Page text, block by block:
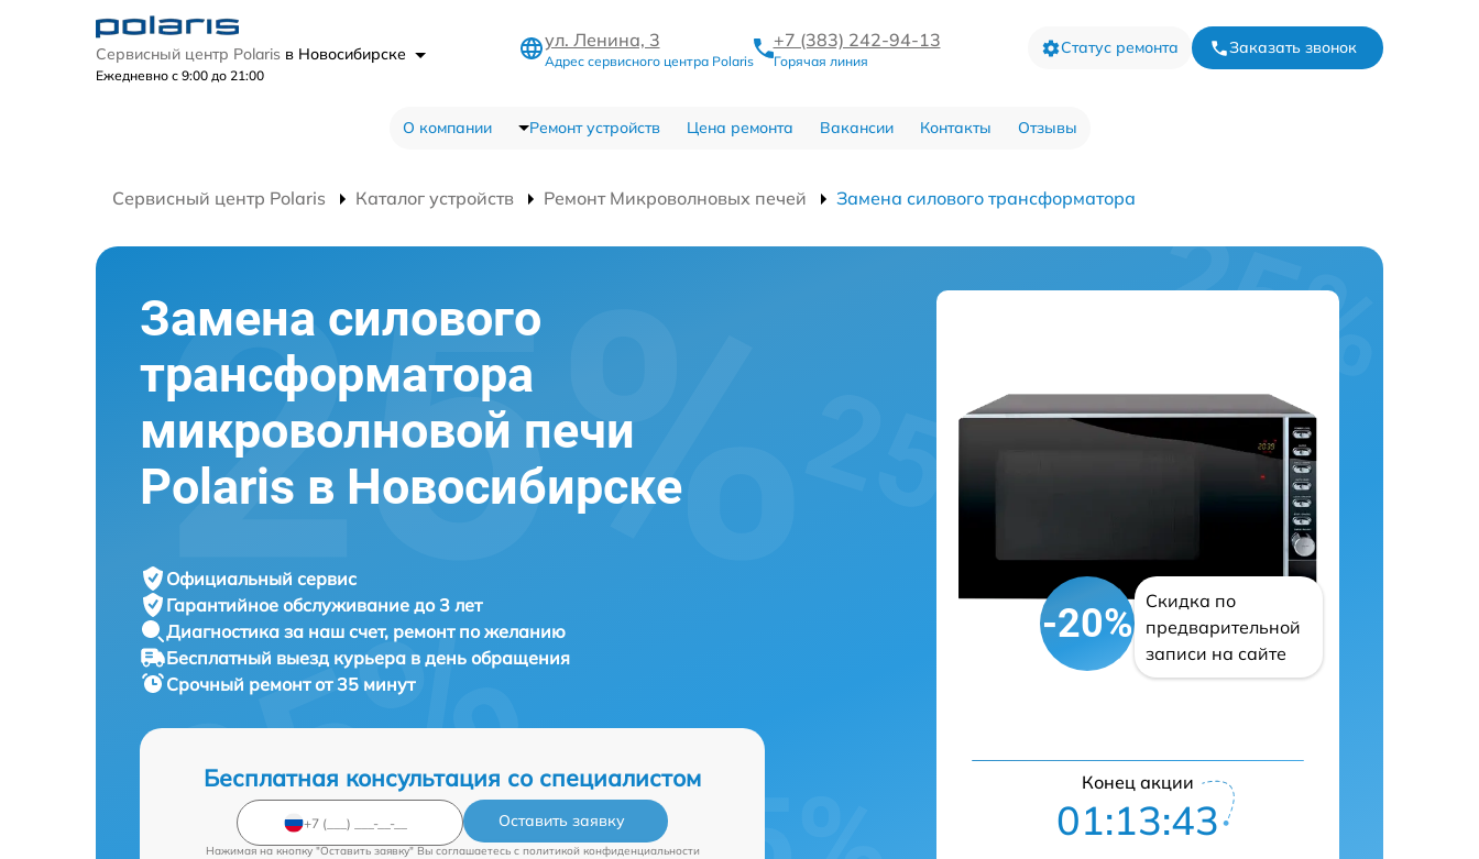
Сервисный центр Polaris в Новосибирске
Ежедневно с 9:00 до 21:00
ул. Ленина, 3
Адрес сервисного центра Polaris
+7 (383) 242-94-13
Горячая линия
Статус ремонта Заказать звонок
О компании Ремонт устройств Цена ремонта Вакансии Контакты Отзывы
Сервисный центр Polaris Каталог устройств Ремонт Микроволновых печей Замена силового трансформатора
Замена силового
трансформатора
микроволновой печи
Polaris в Новосибирске
Официальный сервис
Гарантийное обслуживание до 3 лет
Диагностика за наш счет, ремонт по желанию
Бесплатный выезд курьера в день обращения
Срочный ремонтот 35 минут
Бесплатная консультация со специалистом
Оставить заявку
Нажимая на кнопку "Оставить заявку" Вы соглашаетесь c политикой конфиденциальности
-20%
Скидка по
предварительной
записи на сайте
Конец акции
01:13:42